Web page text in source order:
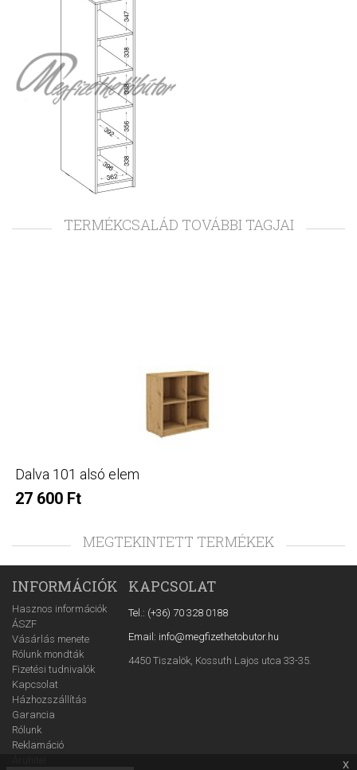
TERMÉKCSALÁD TOVÁBBI TAGJAI
Dalva 101 alsó elem
27 600 Ft
MEGTEKINTETT TERMÉKEK
x
INFORMÁCIÓK
Hasznos információk
ÁSZF
Vásárlás menete
Rólunk mondták
Fizetési tudnivalók
Kapcsolat
Házhozszállítás
Garancia
Rólunk
Reklamáció
KAPCSOLAT
Tel.: (+36) 70 328 0188
Email: info@megfizethetobutor.hu
4450 Tiszalök, Kossuth Lajos utca 33-35.